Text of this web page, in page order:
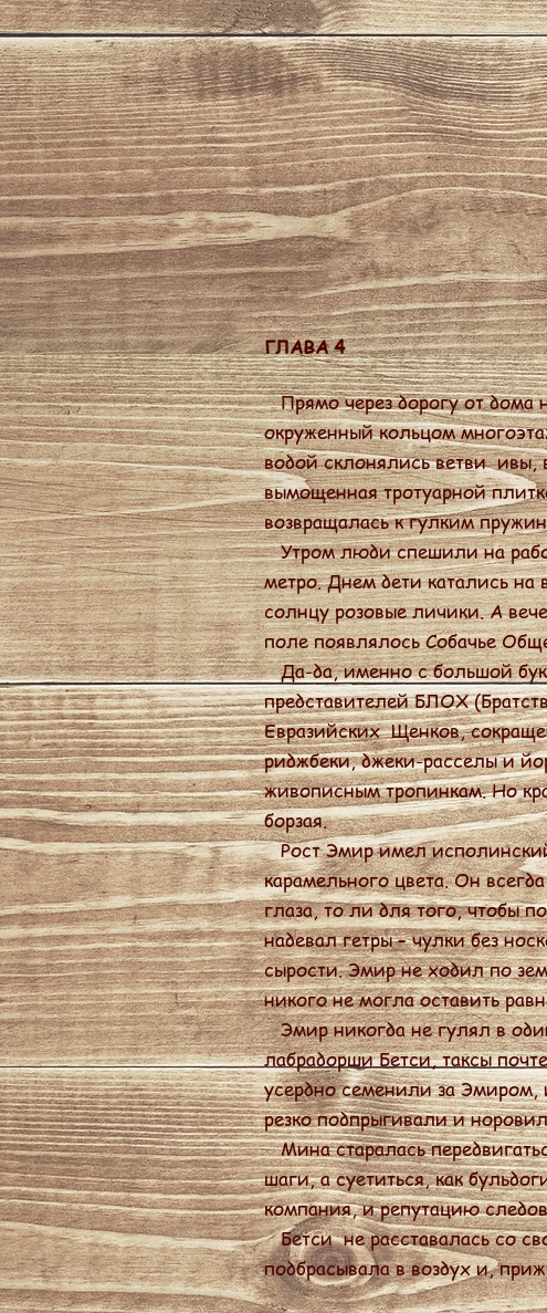
ГЛАВА 4
Прямо через дорогу от дома
окруженный кольцом
водой склонялись ветви ивы,
вымощенная тротуарной
возвращалась к гулким
Утром люди спешили на
метро. Днем дети катались
солнцу розовые личики. А
поле появлялось Собачье
Да-да, именно с большой
представителей БЛОХ
Евразийских Щенков,
риджбеки, джеки-расселы и
живописным тропинкам. Но
борзая.
Рост Эмир имел
карамельного цвета. Он
глаза, то ли для того, чтобы
надевал гетры – чулки без
сырости. Эмир не ходил по
никого не могла оставить
Эмир никогда не гулял в
лабрадорши Бетси, таксы
усердно семенили за Эмиром,
резко подпрыгивали и
Мина старалась
шаги, а суетиться, как
компания, и репутацию
Бетси не расставалась со
подбрасывала в воздух и,